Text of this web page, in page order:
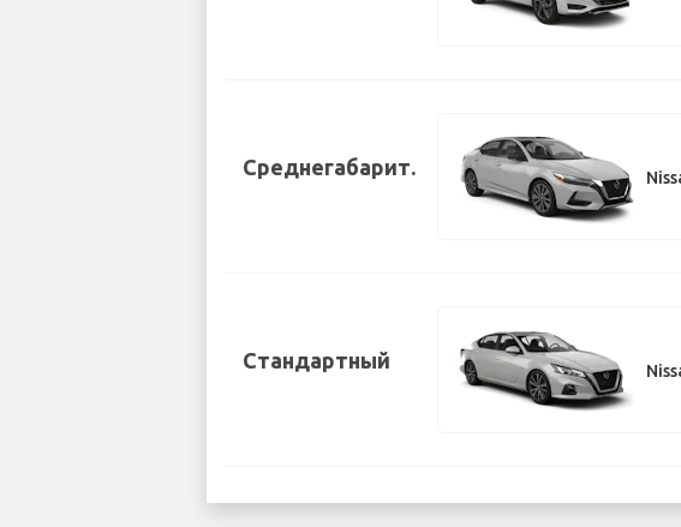
Среднегабарит.
Стандартный